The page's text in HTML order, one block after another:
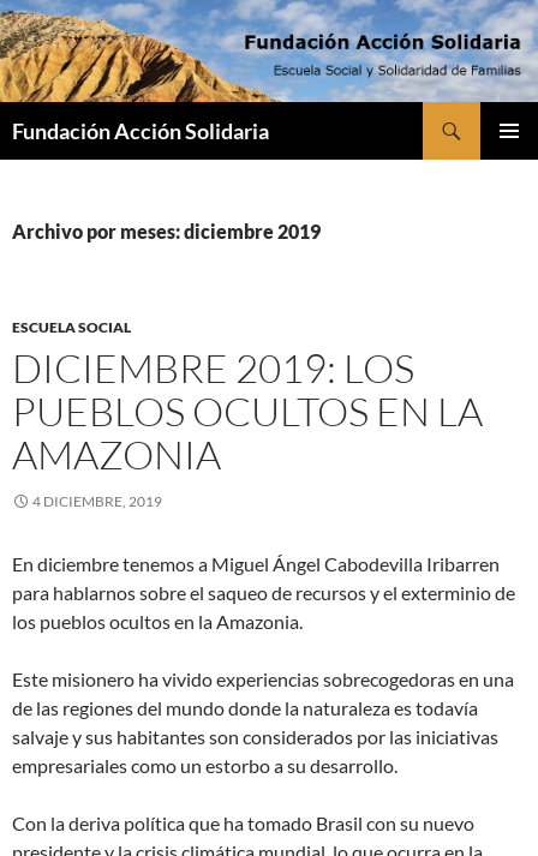
Saltar
al
contenido
Fundación Acción Solidaria
Archivo por meses: diciembre 2019
ESCUELA SOCIAL
DICIEMBRE 2019: LOS
PUEBLOS OCULTOS EN LA
AMAZONIA
4 DICIEMBRE, 2019
En diciembre tenemos a Miguel Ángel Cabodevilla Iribarren
para hablarnos sobre el saqueo de recursos y el exterminio de
los pueblos ocultos en la Amazonia.
Este misionero ha vivido experiencias sobrecogedoras en una
de las regiones del mundo donde la naturaleza es todavía
salvaje y sus habitantes son considerados por las iniciativas
empresariales como un estorbo a su desarrollo.
Con la deriva política que ha tomado Brasil con su nuevo